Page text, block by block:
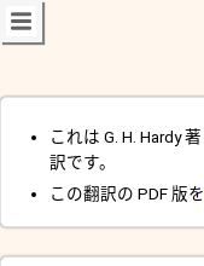
これは G. H. Hardy 著
訳です。
この翻訳の PDF 版を